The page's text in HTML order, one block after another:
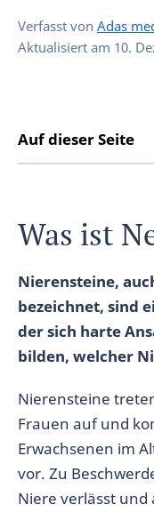
Verfasst von Adas
Aktualisiert am 10.
Auf dieser Seite
Was ist
Nierensteine,
bezeichnet, sind
der sich harte
bilden, welcher
Nierensteine
Frauen auf und
Erwachsenen im
vor. Zu
Niere verlässt und